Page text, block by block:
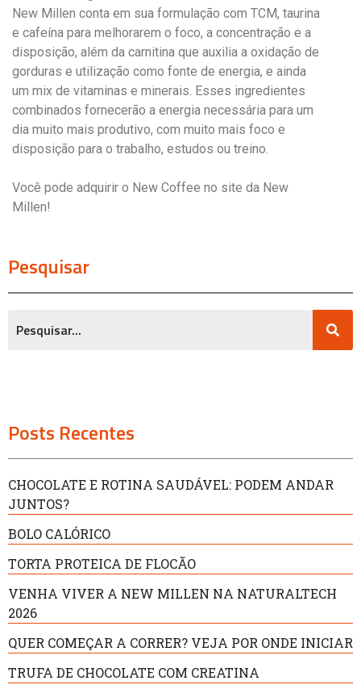
New Millen conta em sua formulação com TCM, taurina
e cafeína para melhorarem o foco, a concentração e a
disposição, além da carnitina que auxilia a oxidação de
gorduras e utilização como fonte de energia, e ainda
um mix de vitaminas e minerais. Esses ingredientes
combinados fornecerão a energia necessária para um
dia muito mais produtivo, com muito mais foco e
disposição para o trabalho, estudos ou treino.
Você pode adquirir o New Coffee no site da New
Millen!
Pesquisar
Posts Recentes
CHOCOLATE E ROTINA SAUDÁVEL: PODEM ANDAR
JUNTOS?
BOLO CALÓRICO
TORTA PROTEICA DE FLOCÃO
VENHA VIVER A NEW MILLEN NA NATURALTECH
2026
QUER COMEÇAR A CORRER? VEJA POR ONDE INICIAR
TRUFA DE CHOCOLATE COM CREATINA